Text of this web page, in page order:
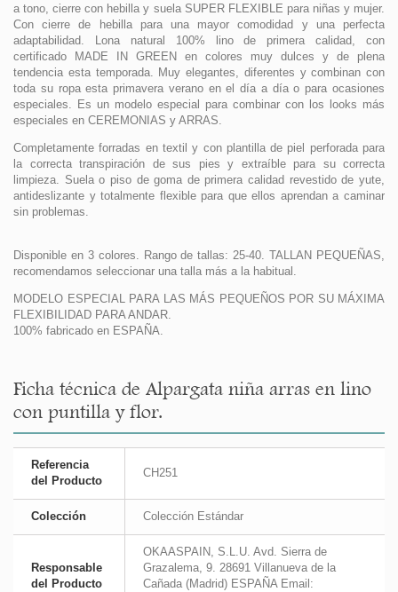
a tono, cierre con hebilla y suela SUPER FLEXIBLE para niñas y mujer.
Con cierre de hebilla para una mayor comodidad y una perfecta
adaptabilidad. Lona natural 100% lino de primera calidad, con
certificado MADE IN GREEN en colores muy dulces y de plena
tendencia esta temporada. Muy elegantes, diferentes y combinan con
toda su ropa esta primavera verano en el día a día o para ocasiones
especiales. Es un modelo especial para combinar con los looks más
especiales en CEREMONIAS y ARRAS.
Completamente forradas en textil y con plantilla de piel perforada para
la correcta transpiración de sus pies y extraíble para su correcta
limpieza. Suela o piso de goma de primera calidad revestido de yute,
antideslizante y totalmente flexible para que ellos aprendan a caminar
sin problemas.
Disponible en 3 colores. Rango de tallas: 25-40. TALLAN PEQUEÑAS,
recomendamos seleccionar una talla más a la habitual.
MODELO ESPECIAL PARA LAS MÁS PEQUEÑOS POR SU MÁXIMA
FLEXIBILIDAD PARA ANDAR.
100% fabricado en ESPAÑA.
Ficha técnica de Alpargata niña arras en lino
con puntilla y flor.
Referencia
del Producto
CH251
Colección Colección Estándar
Responsable
del Producto
OKAASPAIN, S.L.U. Avd. Sierra de
Grazalema, 9. 28691 Villanueva de la
Cañada (Madrid) ESPAÑA Email: